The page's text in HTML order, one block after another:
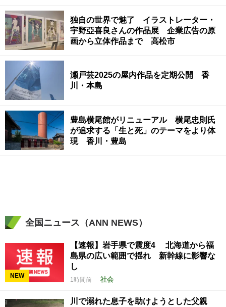
独自の世界で魅了 イラストレーター・
宇野亞喜良さんの作品展 企業広告の原
画から立体作品まで 高松市
瀬戸芸2025の屋内作品を定期公開 香
川・本島
豊島横尾館がリニューアル 横尾忠則氏
が追求する「生と死」のテーマをより体
現 香川・豊島
全国ニュース（ANN NEWS）
NEW
【速報】岩手県で震度4 北海道から福
島県の広い範囲で揺れ 新幹線に影響な
し
1時間前 社会
川で溺れた息子を助けようとした父親